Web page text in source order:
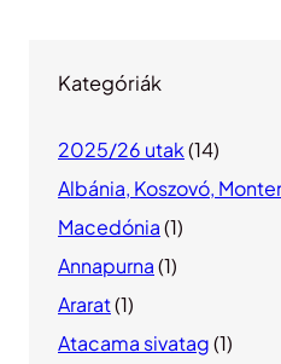
Kategóriák
2025/26 utak(14)
Albánia, Koszovó,
Macedónia(1)
Annapurna(1)
Ararat(1)
Atacama sivatag(1)